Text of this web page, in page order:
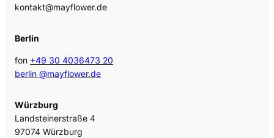
kontakt@mayflower.de
Berlin
fon +49 30 4036473 20
berlin @mayflower.de
Würzburg
Landsteinerstraße 4
97074 Würzburg